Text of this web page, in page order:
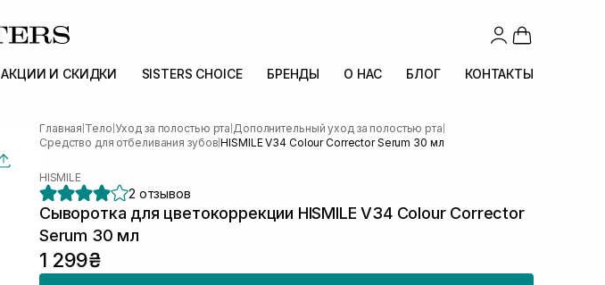
АКЦИИ И СКИДКИ SISTERS CHOICE БРЕНДЫ О НАС БЛОГ КОНТАКТЫ
Главная Тело Уход за полостью рта Дополнительный уход за полостью рта
Средство для отбеливания зубов HISMILE V34 Colour Corrector Serum 30 мл
HISMILE
2 отзывов
Сыворотка для цветокоррекции HISMILE V34 Colour Corrector
Serum 30 мл
1 299₴